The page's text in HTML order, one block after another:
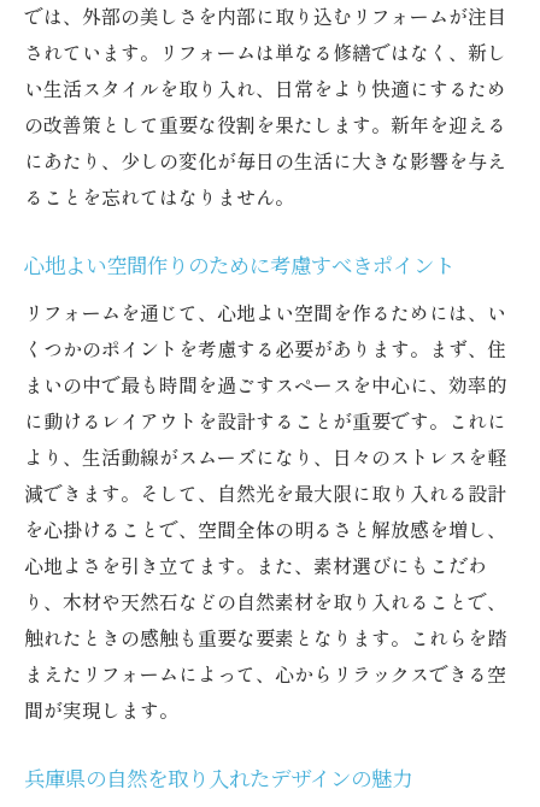
家族が集う空間の再設計アイデア
リフォームで叶える居心地の良い住まい
おしゃれなリフォームで年末年始を楽しむ
兵庫県の伝統と現代を融合したデザイン
兵庫県での大晦日に理想的なリフォーム空間を
リフォーム前に考えるべき重要な要素
予算設定とコスト効率の良いプラン
プロフェッショナルの力を借りたリフォー
ム
兵庫県の気候に適した住まい作り
リフォームによる機能性向上の実例
家族全員が満足する空間作りの工夫
大晦日に合わせた兵庫県の魅力的なリフォーム
プラン
季節に合わせたリフォームのポイント
兵庫県の風土を生かした住まい作り
魅力的なインテリアデザインの提案
大晦日に映える外観の工夫
では、外部の美しさを内部に取り込むリフォームが注目
されています。リフォームは単なる修繕ではなく、新し
い生活スタイルを取り入れ、日常をより快適にするため
の改善策として重要な役割を果たします。新年を迎える
にあたり、少しの変化が毎日の生活に大きな影響を与え
ることを忘れてはなりません。
心地よい空間作りのために考慮すべきポイント
リフォームを通じて、心地よい空間を作るためには、い
くつかのポイントを考慮する必要があります。まず、住
まいの中で最も時間を過ごすスペースを中心に、効率的
に動けるレイアウトを設計することが重要です。これに
より、生活動線がスムーズになり、日々のストレスを軽
減できます。そして、自然光を最大限に取り入れる設計
を心掛けることで、空間全体の明るさと解放感を増し、
心地よさを引き立てます。また、素材選びにもこだわ
り、木材や天然石などの自然素材を取り入れることで、
触れたときの感触も重要な要素となります。これらを踏
まえたリフォームによって、心からリラックスできる空
間が実現します。
兵庫県の自然を取り入れたデザインの魅力